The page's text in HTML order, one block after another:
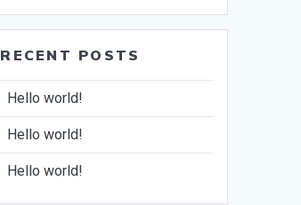
RECENT POSTS
Hello world!
Hello world!
Hello world!